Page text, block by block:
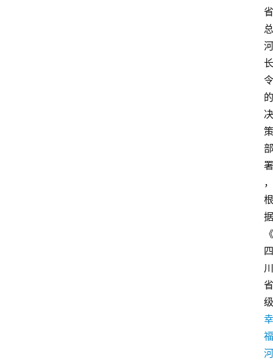
省
总
河
长
令
的
决
策
部
署
，
根
据
《
四
川
省
级
幸
福
河